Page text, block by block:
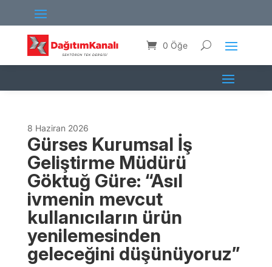
0 Öğe
8 Haziran 2026
Gürses Kurumsal İş
Geliştirme Müdürü
Göktuğ Güre: “Asıl
ivmenin mevcut
kullanıcıların ürün
yenilemesinden
geleceğini düşünüyoruz”